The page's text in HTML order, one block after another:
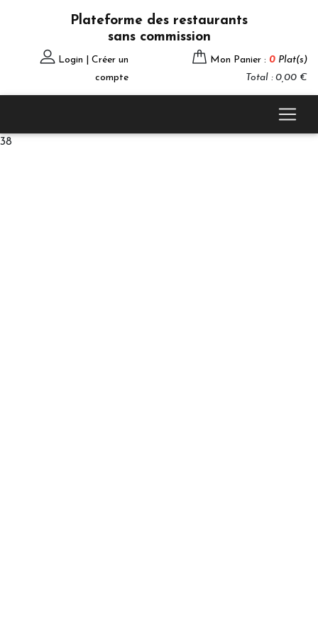
Plateforme des restaurants
sans commission
Login | Créer un
compte
Mon Panier : 0 Plat(s)
Total : 0,00 €
38